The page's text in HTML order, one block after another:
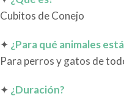
Cubitos de Conejo
✦ ¿Para qué animales
Para perros y gatos de
✦ ¿Duración?